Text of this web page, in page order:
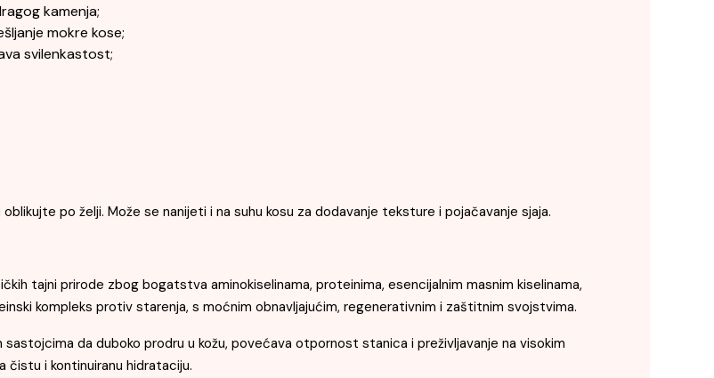
kamenja;
mokre kose;
svilenkastost;
po želji. Može se nanijeti i na suhu kosu za dodavanje teksture i pojačavanje sjaja.
tajni prirode zbog bogatstva aminokiselinama, proteinima, esencijalnim masnim kiselinama,
kompleks protiv starenja, s moćnim obnavljajućim, regenerativnim i zaštitnim svojstvima.
sastojcima da duboko prodru u kožu, povećava otpornost stanica i preživljavanje na visokim
i kontinuiranu hidrataciju.